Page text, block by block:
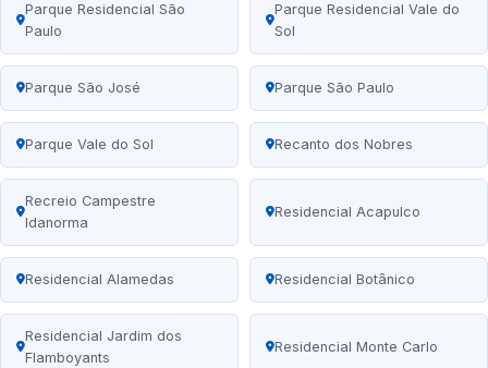
Parque Residencial São
Paulo
Parque Residencial Vale do
Sol
Parque São José Parque São Paulo
Parque Vale do Sol Recanto dos Nobres
Recreio Campestre
Idanorma
Residencial Acapulco
Residencial Alamedas Residencial Botânico
Residencial Jardim dos
Flamboyants
Residencial Monte Carlo